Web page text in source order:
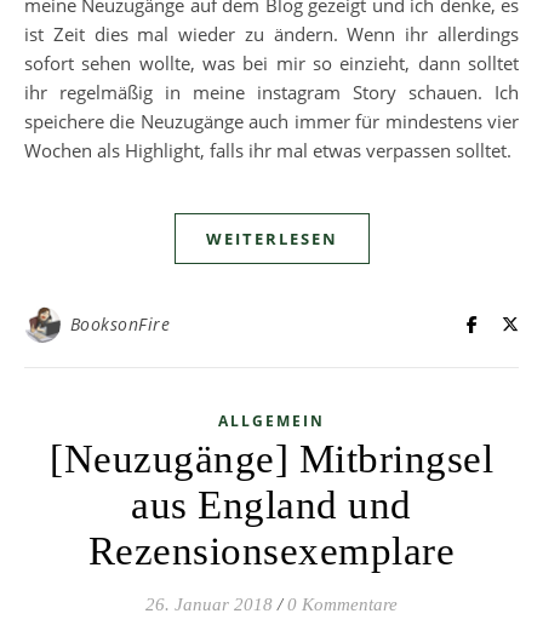
ist Zeit dies mal wieder zu ändern. Wenn ihr allerdings
sofort sehen wollte, was bei mir so einzieht, dann solltet
ihr regelmäßig in meine instagram Story schauen. Ich
speichere die Neuzugänge auch immer für mindestens vier
Wochen als Highlight, falls ihr mal etwas verpassen solltet.
WEITERLESEN
BooksonFire
ALLGEMEIN
[Neuzugänge] Mitbringsel
aus England und
Rezensionsexemplare
26. Januar 2018 / 0 Kommentare